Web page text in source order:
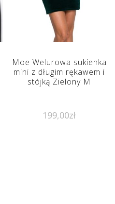
Moe Welurowa sukienka
mini z długim rękawem i
stójką Zielony M
199,00zł